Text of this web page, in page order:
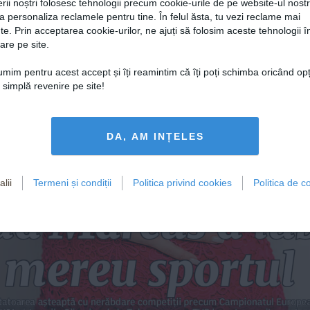
noștri folosesc tehnologii precum cookie-urile de pe website-ul
personaliza reclamele pentru tine. În felul ăsta, tu vezi reclame mai
Prin acceptarea cookie-urilor, ne ajuți să folosim aceste tehnologii
pe site.
pentru acest accept și îți reamintim că îți poți schimba oricând
simplă revenire pe site!
DA, AM INȚELES
Termeni și condiții Politica privind cookies Politica de
mereu sportul
așteaptă cu nerăbdare competiții precum Campionatul